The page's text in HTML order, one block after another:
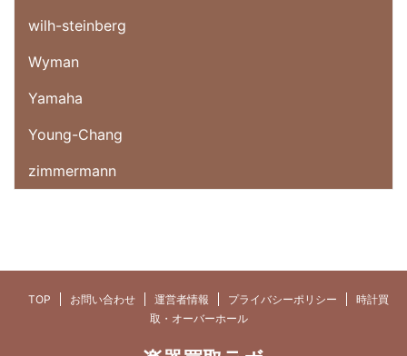
wilh-steinberg
Wyman
Yamaha
Young-Chang
zimmermann
TOP お問い合わせ 運営者情報 プライバシーポリシー
時計買
取・オーバーホール